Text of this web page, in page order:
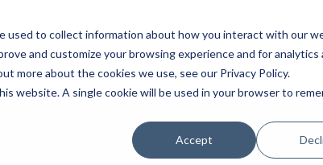
used to collect information about how you interact with our
and customize your browsing experience and for analytics
more about the cookies we use, see our Privacy Policy.
website. A single cookie will be used in your browser to
Accept
Service Partenaires À